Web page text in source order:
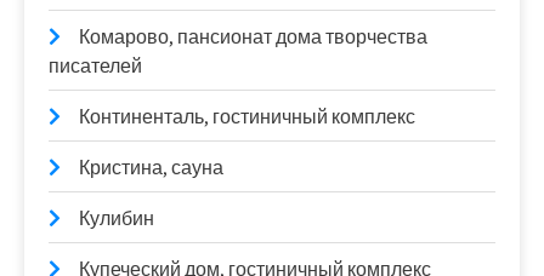
Комарово, пансионат дома творчества
писателей
Континенталь, гостиничный комплекс
Кристина, сауна
Кулибин
Купеческий дом, гостиничный комплекс